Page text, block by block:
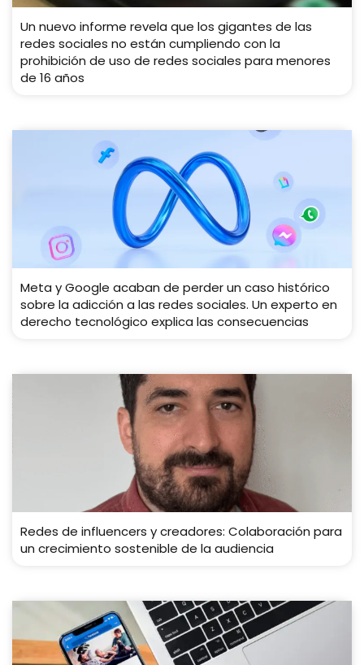
Un nuevo informe revela que los gigantes de las
redes sociales no están cumpliendo con la
prohibición de uso de redes sociales para menores
de 16 años
Meta y Google acaban de perder un caso histórico
sobre la adicción a las redes sociales. Un experto en
derecho tecnológico explica las consecuencias
Redes de influencers y creadores: Colaboración para
un crecimiento sostenible de la audiencia